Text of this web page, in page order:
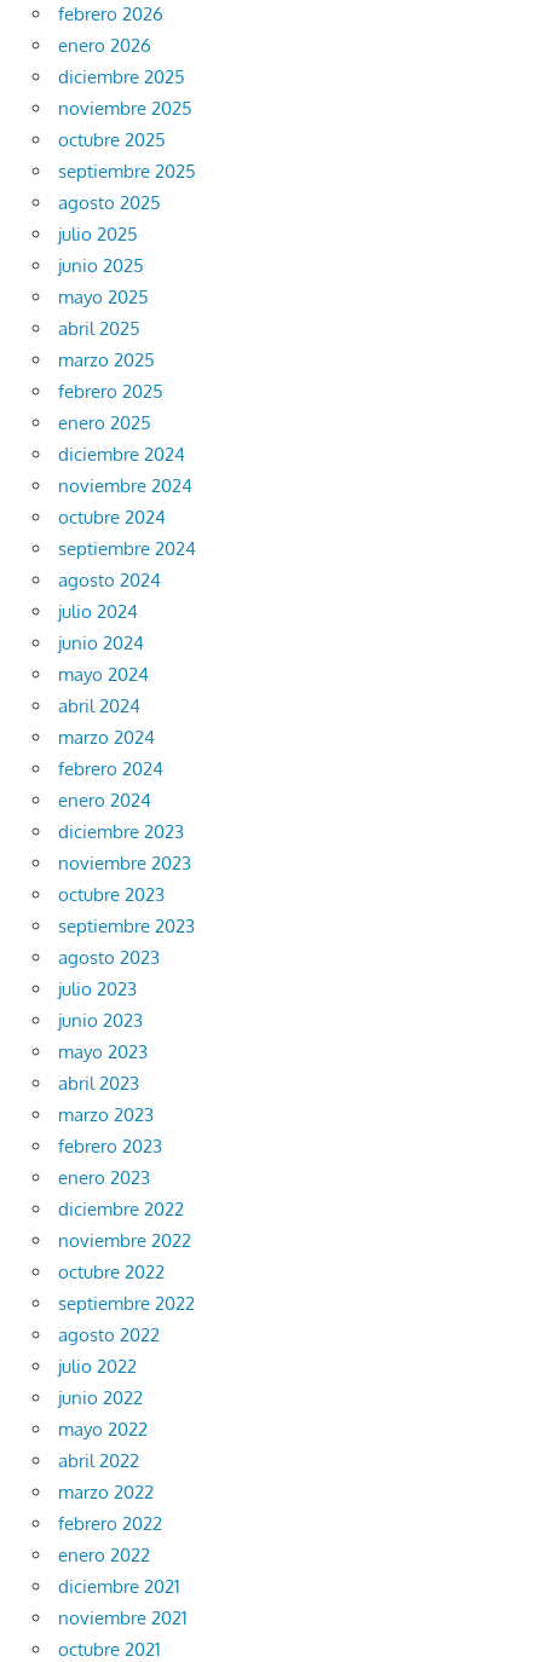
febrero 2026
enero 2026
diciembre 2025
noviembre 2025
octubre 2025
septiembre 2025
agosto 2025
julio 2025
junio 2025
mayo 2025
abril 2025
marzo 2025
febrero 2025
enero 2025
diciembre 2024
noviembre 2024
octubre 2024
septiembre 2024
agosto 2024
julio 2024
junio 2024
mayo 2024
abril 2024
marzo 2024
febrero 2024
enero 2024
diciembre 2023
noviembre 2023
octubre 2023
septiembre 2023
agosto 2023
julio 2023
junio 2023
mayo 2023
abril 2023
marzo 2023
febrero 2023
enero 2023
diciembre 2022
noviembre 2022
octubre 2022
septiembre 2022
agosto 2022
julio 2022
junio 2022
mayo 2022
abril 2022
marzo 2022
febrero 2022
enero 2022
diciembre 2021
noviembre 2021
octubre 2021